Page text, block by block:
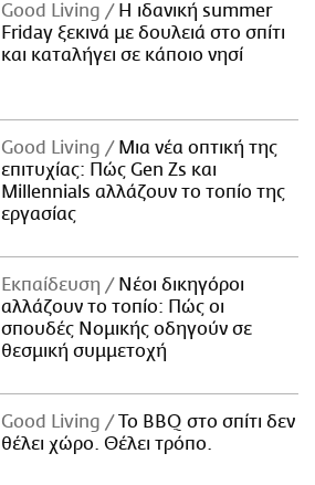
Good Living
Η ιδανική summer
Friday ξεκινά με δουλειά στο σπίτι
και καταλήγει σε κάποιο νησί
Good Living
Μια νέα οπτική της
επιτυχίας: Πώς Gen Zs και
Millennials αλλάζουν το τοπίο της
εργασίας
Εκπαίδευση
Νέοι δικηγόροι
αλλάζουν το τοπίο: Πώς οι
σπουδές Νομικής οδηγούν σε
θεσμική συμμετοχή
Good Living
Το BBQ στο σπίτι δεν
θέλει χώρο. Θέλει τρόπο.